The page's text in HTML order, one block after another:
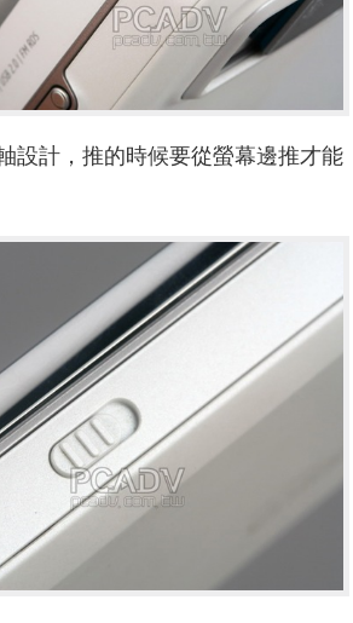
設計，推的時候要從螢幕邊推才能